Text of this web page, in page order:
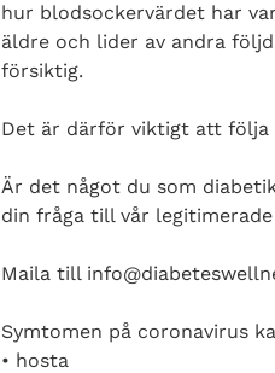
hur blodsockervärdet har
äldre och lider av andra
försiktig.
Det är därför viktigt att följa
Är det något du som
din fråga till vår
Maila till
Symtomen på coronavirus
• hosta